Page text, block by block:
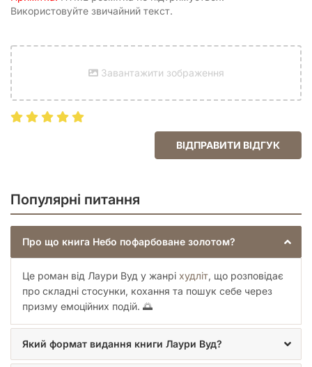
під час подорожі. Дозвольте собі цю подорож у світ, де
слова перетворюються на реальність, а фантазія розквітає
Не пропустіть можливість
пофарбоване золотом" українською мовою
Відчуйте магію слова Лаури Вуд та дозвольте цій історії
позолотити ваше небо.
Використовуйте звичайний текст.
Завантажити зображення
ВІДПРАВИТИ ВІДГУК
Популярні питання
Про що книга Небо пофарбоване золотом?
Це роман від Лаури Вуд у жанрі худліт, що розповідає
про складні стосунки, кохання та пошук себе через
призму емоційних подій. 🌅
Який формат видання книги Лаури Вуд?